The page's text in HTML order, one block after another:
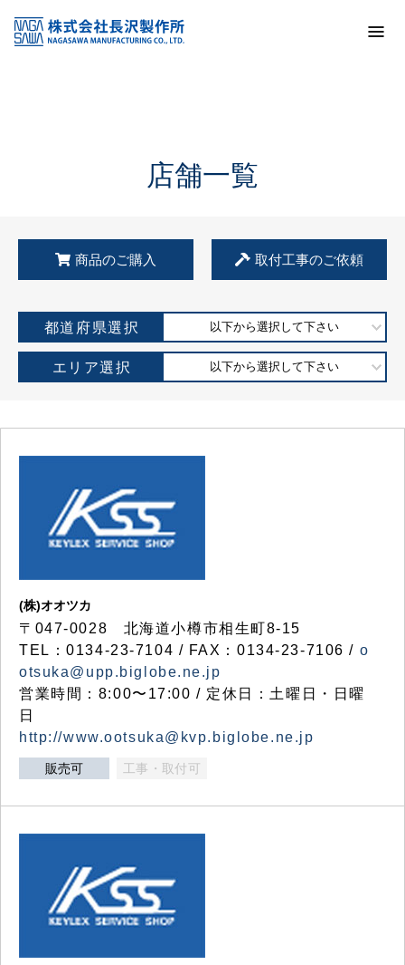
KSS加盟店・取扱店情報
店舗一覧
店舗一覧
商品のご購入 取付工事のご依頼
都道府県選択 以下から選択して下さい
エリア選択 以下から選択して下さい
(株)オオツカ
〒047-0028 北海道小樽市相生町8-15
TEL：0134-23-7104 / FAX：0134-23-7106 / o
otsuka@upp.biglobe.ne.jp
営業時間：8:00〜17:00 / 定休日：土曜日・日曜
日
http://www.ootsuka@kvp.biglobe.ne.jp
販売可 工事・取付可